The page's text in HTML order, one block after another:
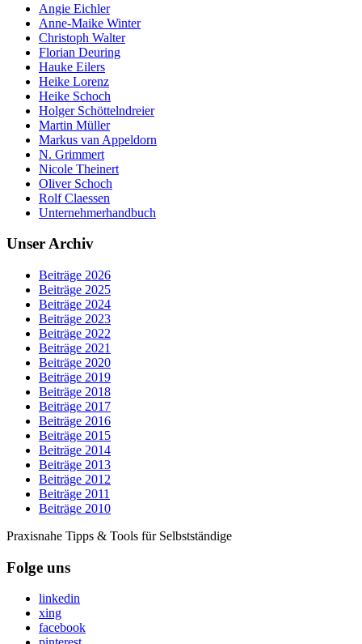
Angie Eichler
Anne-Maike Winter
Christoph Walter
Florian Deuring
Hauke Eilers
Heike Lorenz
Heike Schoch
Holger Schöttelndreier
Martin Müller
Markus van Appeldorn
N. Grimmert
Nicole Theinert
Oliver Schoch
Rolf Claessen
Unternehmerhandbuch
Unser Archiv
Beiträge 2026
Beiträge 2025
Beiträge 2024
Beiträge 2023
Beiträge 2022
Beiträge 2021
Beiträge 2020
Beiträge 2019
Beiträge 2018
Beiträge 2017
Beiträge 2016
Beiträge 2015
Beiträge 2014
Beiträge 2013
Beiträge 2012
Beiträge 2011
Beiträge 2010
Praxisnahe Tipps & Tools für Selbstständige
Folge uns
linkedin
xing
facebook